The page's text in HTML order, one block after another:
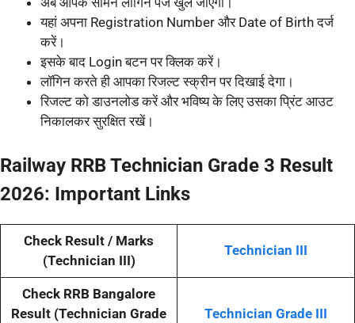
यहां अपना Registration Number और Date of Birth दर्ज
करें।
इसके बाद Login बटन पर क्लिक करें।
लॉगिन करते ही आपका रिजल्ट स्क्रीन पर दिखाई देगा।
रिजल्ट को डाउनलोड करें और भविष्य के लिए उसका प्रिंट आउट
निकालकर सुरक्षित रखें।
Railway RRB Technician Grade 3 Result
2026: Important Links
Check Result / Marks
(Technician III)
Technician III
Check RRB Bangalore
Result (Technician Grade
Technician Grade III